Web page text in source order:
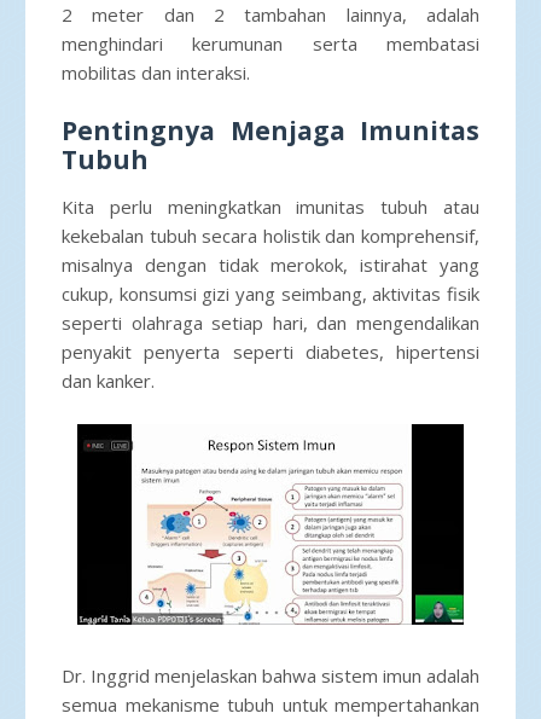
2 meter dan 2 tambahan lainnya, adalah
menghindari kerumunan serta membatasi
mobilitas dan interaksi.
Pentingnya Menjaga Imunitas
Tubuh
Kita perlu meningkatkan imunitas tubuh atau
kekebalan tubuh secara holistik dan komprehensif,
misalnya dengan tidak merokok, istirahat yang
cukup, konsumsi gizi yang seimbang, aktivitas fisik
seperti olahraga setiap hari, dan mengendalikan
penyakit penyerta seperti diabetes, hipertensi
dan kanker.
Dr. Inggrid menjelaskan bahwa sistem imun adalah
semua mekanisme tubuh untuk mempertahankan